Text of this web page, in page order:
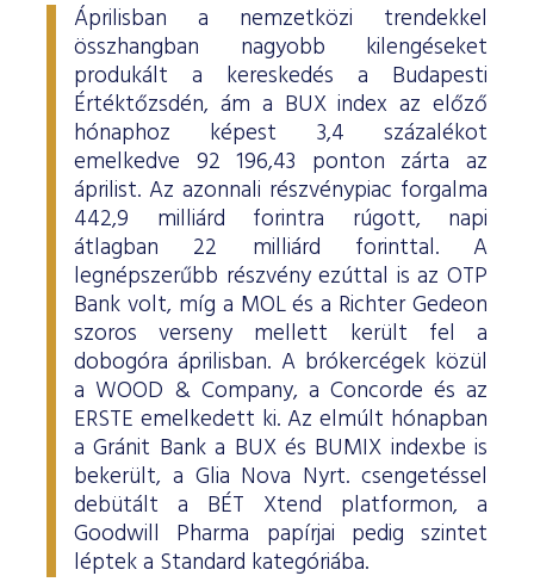
Áprilisban a nemzetközi trendekkel
összhangban nagyobb kilengéseket
produkált a kereskedés a Budapesti
Értéktőzsdén, ám a BUX index az előző
hónaphoz képest 3,4 százalékot
emelkedve 92 196,43 ponton zárta az
áprilist. Az azonnali részvénypiac forgalma
442,9 milliárd forintra rúgott, napi
átlagban 22 milliárd forinttal. A
legnépszerűbb részvény ezúttal is az OTP
Bank volt, míg a MOL és a Richter Gedeon
szoros verseny mellett került fel a
dobogóra áprilisban. A brókercégek közül
a WOOD & Company, a Concorde és az
ERSTE emelkedett ki. Az elmúlt hónapban
a Gránit Bank a BUX és BUMIX indexbe is
bekerült, a Glia Nova Nyrt. csengetéssel
debütált a BÉT Xtend platformon, a
Goodwill Pharma papírjai pedig szintet
léptek a Standard kategóriába.